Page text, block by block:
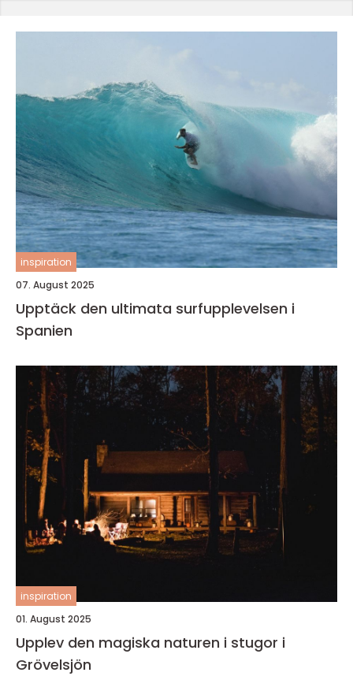
inspiration
07. August 2025
Upptäck den ultimata surfupplevelsen i
Spanien
inspiration
01. August 2025
Upplev den magiska naturen i stugor i
Grövelsjön